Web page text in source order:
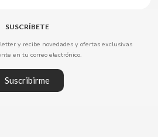
SUSCRÍBETE
y recibe novedades y ofertas exclusivas
en tu correo electrónico.
Suscribirme